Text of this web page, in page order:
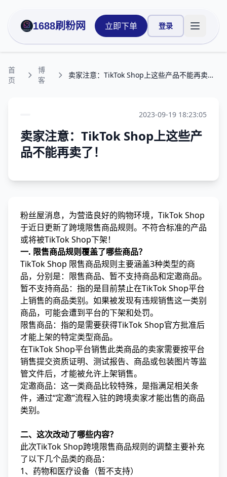
1688刷粉网 立即下单 登录 打开主
首
页
博
客
卖家注意：TikTok Shop上这些产品不能再卖了！
2023-09-19 18:23:05
卖家注意：TikTok Shop上这些产
品不能再卖了！
粉丝屋消息，为营造良好的购物环境，TikTok Shop
于近日更新了跨境限售商品规则。不符合标准的产品
或将被TikTok Shop下架！
一. 限售商品规则覆盖了哪些商品？
TikTok Shop 限售商品规则主要涵盖3种类型的商
品，分别是：限售商品、暂不支持商品和定邀商品。
暂不支持商品：指的是目前禁止在TikTok Shop平台
上销售的商品类别。如果被发现有违规销售这一类别
商品，可能会遭到平台的下架和处罚。
限售商品：指的是需要获得TikTok Shop官方批准后
才能上架的特定类型商品。
在TikTok Shop平台销售此类商品的卖家需要按平台
销售提交资质证明、测试报告、商品或包装图片等监
管文件后，才能被允许上架销售。
定邀商品：这一类商品比较特殊，是指满足相关条
件，通过“定邀”流程入驻的跨境卖家才能出售的商品
类别。
二、这次改动了哪些内容？
此次TikTok Shop跨境限售商品规则的调整主要补充
了以下几个品类的商品：
1、药物和医疗设备（暂不支持）